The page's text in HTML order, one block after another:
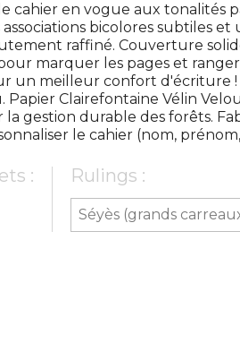
cahier en vogue aux tonalités
bicolores subtiles
raffiné. Couverture
marquer les pages et
un meilleur confort d'écriture
Papier Clairefontaine Vélin
la gestion durable des forêts.
le cahier (nom, prénom,
: Rulings :